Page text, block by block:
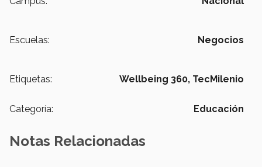
Escuelas: Negocios
Etiquetas: Wellbeing 360, TecMilenio
Categoría: Educación
Notas Relacionadas